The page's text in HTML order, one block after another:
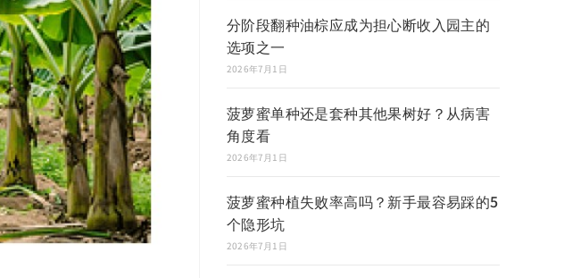
分阶段翻种油棕应成为担心断收入园主的
选项之一
2026年7月1日
菠萝蜜单种还是套种其他果树好？从病害
角度看
2026年7月1日
菠萝蜜种植失败率高吗？新手最容易踩的5
个隐形坑
2026年7月1日